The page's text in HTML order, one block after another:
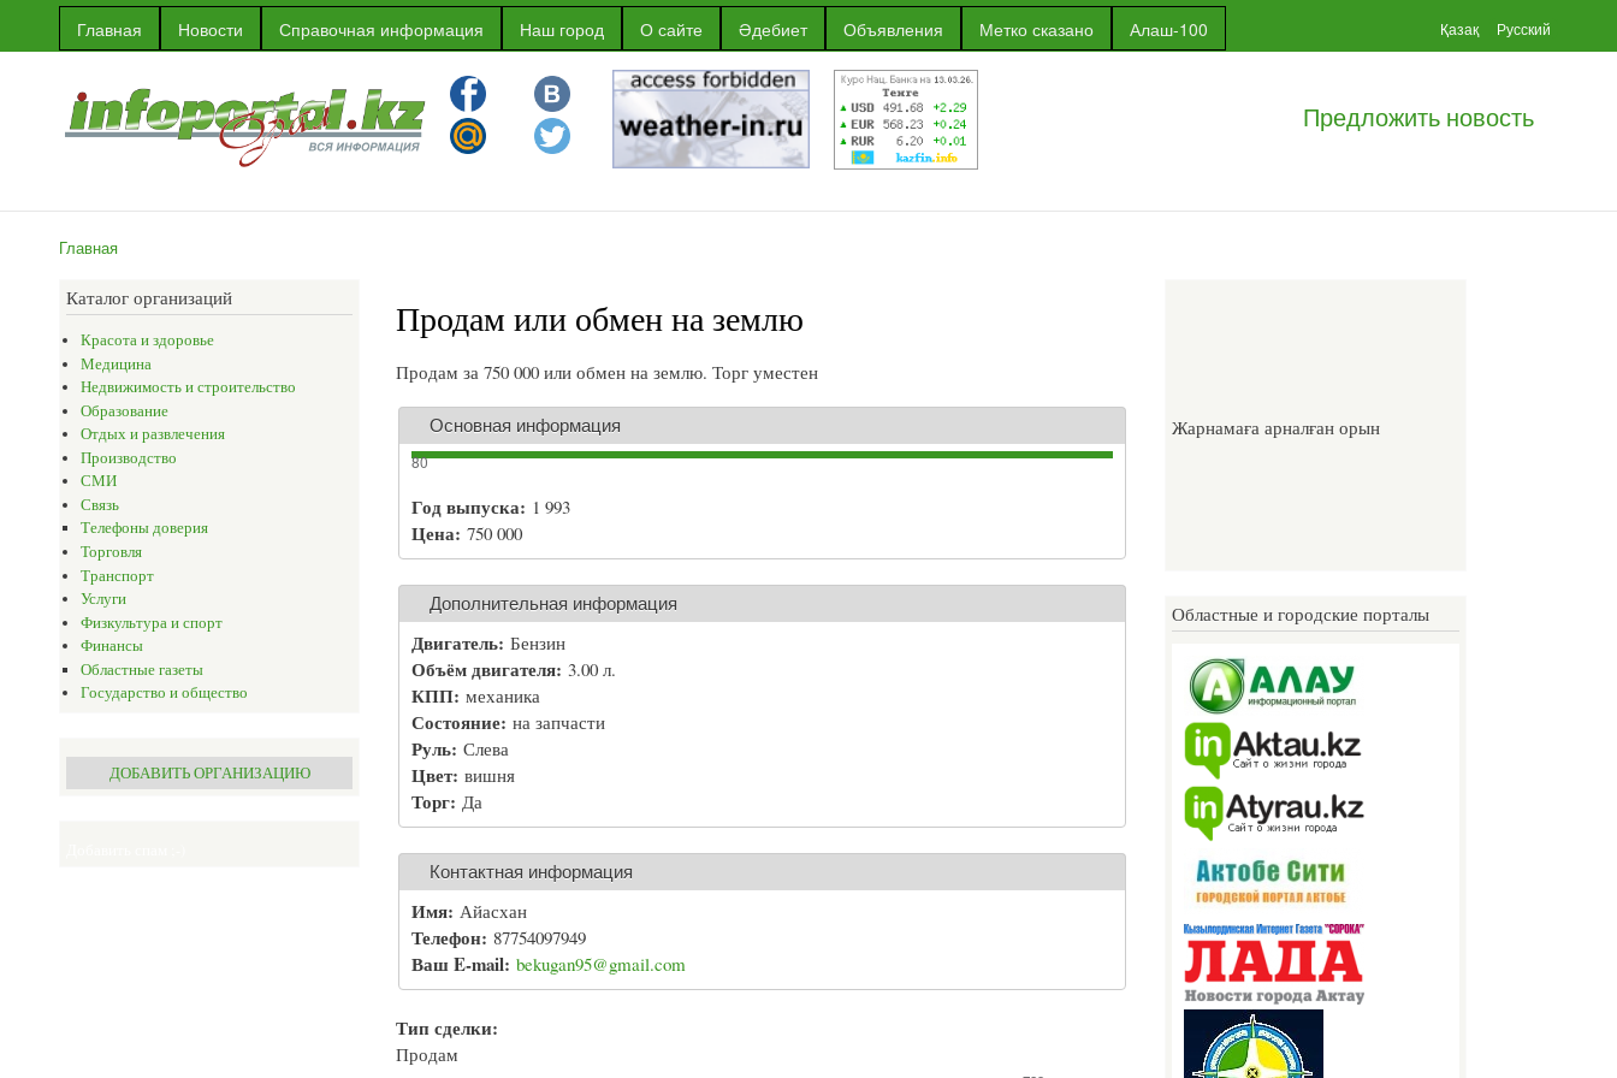
Перейти к
основному
содержанию
Главная Новости Справочная информация Наш город О сайте Әдебиет Объявления Метко сказано Алаш-100
Информационный
портал г.Уральска
об Уральске
и многое
другое
Қазақ Русский
Предложить новость
Главная
Каталог организаций
Красота и здоровье
Медицина
Недвижимость и строительство
Образование
Отдых и развлечения
Производство
СМИ
Связь
Телефоны доверия
Торговля
Транспорт
Услуги
Физкультура и спорт
Финансы
Областные газеты
Государство и общество
ДОБАВИТЬ ОРГАНИЗАЦИЮ
Продам или обмен на землю
Продам за 750 000 или обмен на землю. Торг уместен
Основная информация
80
Год выпуска: 1 993
Цена:750 000
Дополнительная информация
Двигатель:Бензин
Объём двигателя:3.00 л.
КПП:механика
Состояние:на запчасти
Руль:Слева
Цвет:вишня
Торг:Да
Контактная информация
Имя:Айасхан
Телефон: 87754097949
Ваш E-mail:bekugan95@gmail.com
Тип сделки:
Продам
Жарнамаға арналған орын
Областные и городские порталы